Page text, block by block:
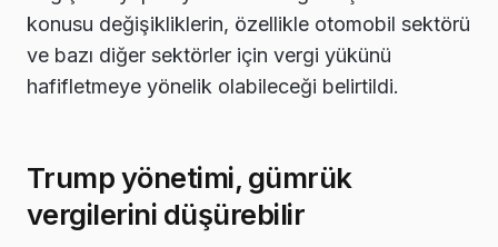
konusu değişikliklerin, özellikle otomobil sektörü
ve bazı diğer sektörler için vergi yükünü
hafifletmeye yönelik olabileceği belirtildi.
Trump yönetimi, gümrük
vergilerini düşürebilir